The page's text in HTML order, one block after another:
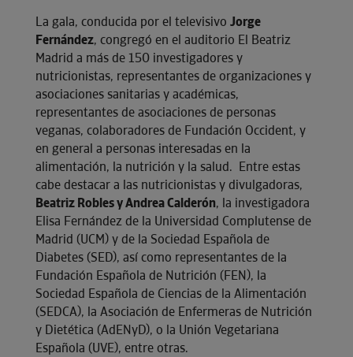
La gala, conducida por el televisivo Jorge
Fernández, congregó en el auditorio El Beatriz
Madrid a más de 150 investigadores y
nutricionistas, representantes de organizaciones y
asociaciones sanitarias y académicas,
representantes de asociaciones de personas
veganas, colaboradores de Fundación Occident, y
en general a personas interesadas en la
alimentación, la nutrición y la salud. Entre estas
cabe destacar a las nutricionistas y divulgadoras,
Beatriz Robles y Andrea Calderón, la investigadora
Elisa Fernández de la Universidad Complutense de
Madrid (UCM) y de la Sociedad Española de
Diabetes (SED), así como representantes de la
Fundación Española de Nutrición (FEN), la
Sociedad Española de Ciencias de la Alimentación
(SEDCA), la Asociación de Enfermeras de Nutrición
y Dietética (AdENyD), o la Unión Vegetariana
Española (UVE), entre otras.